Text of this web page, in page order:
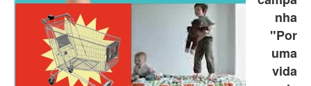
nha
"Por
uma
vida